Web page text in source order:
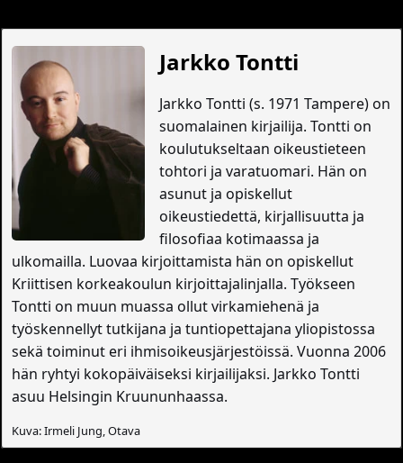
Jarkko Tontti
Jarkko Tontti (s. 1971 Tampere) on
suomalainen kirjailija. Tontti on
koulutukseltaan oikeustieteen
tohtori ja varatuomari. Hän on
asunut ja opiskellut
oikeustiedettä, kirjallisuutta ja
filosofiaa kotimaassa ja
ulkomailla. Luovaa kirjoittamista hän on opiskellut
Kriittisen korkeakoulun kirjoittajalinjalla. Työkseen
Tontti on muun muassa ollut virkamiehenä ja
työskennellyt tutkijana ja tuntiopettajana yliopistossa
sekä toiminut eri ihmisoikeusjärjestöissä. Vuonna 2006
hän ryhtyi kokopäiväiseksi kirjailijaksi. Jarkko Tontti
asuu Helsingin Kruununhaassa.
Kuva: Irmeli Jung, Otava